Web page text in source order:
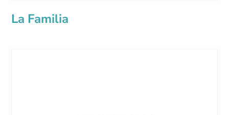
La Familia